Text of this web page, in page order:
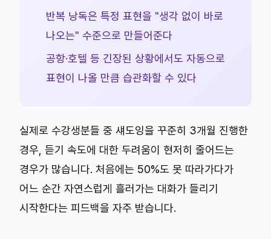
반복 낭독은 특정 표현을 "생각 없이 바로
나오는" 수준으로 만들어준다
공항·호텔 등 긴장된 상황에서도 자동으로
표현이 나올 만큼 습관화할 수 있다
실제로 수강생분들 중 섀도잉을 꾸준히 3개월 진행한
경우, 듣기 속도에 대한 두려움이 현저히 줄어드는
경우가 많습니다. 처음에는 50%도 못 따라가다가
어느 순간 자연스럽게 흘러가는 대화가 들리기
시작한다는 피드백을 자주 받습니다.